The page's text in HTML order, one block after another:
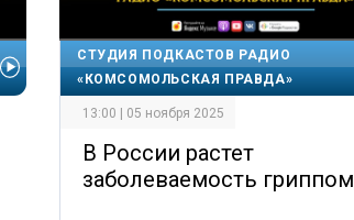
СТУДИЯ ПОДКАСТОВ РАДИО
«КОМСОМОЛЬСКАЯ ПРАВДА»
13:00 | 05 ноября 2025
В России растет
заболеваемость гриппом